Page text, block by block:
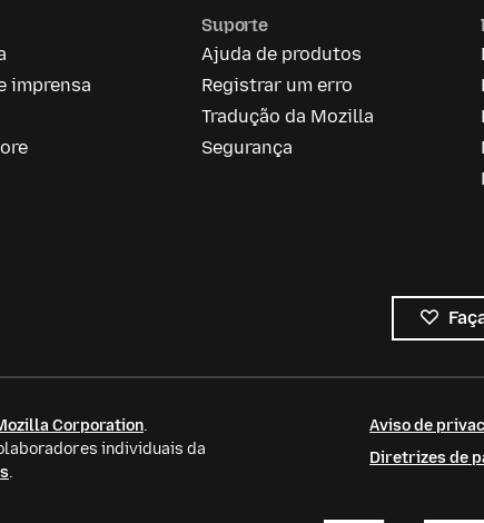
imprensa
Suporte
Ajuda de produtos
Registrar um erro
Tradução da Mozilla
Segurança
Corporation.
individuais da
.
Aviso de
Diretrizes de